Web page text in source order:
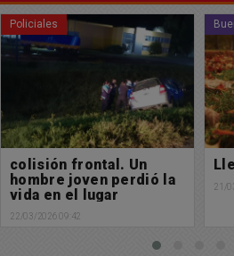
Policiales
colisión frontal. Un
hombre joven perdió la
vida en el lugar
22/03/2026 09:42
21/